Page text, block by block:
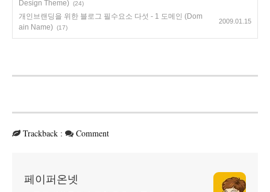
Design Theme) (24)
개인브랜딩을 위한 블로그 필수요소 다섯 - 1 도메인 (Dom
ain Name) (17)
2009.01.15
Trackback : Comment
페이퍼온넷